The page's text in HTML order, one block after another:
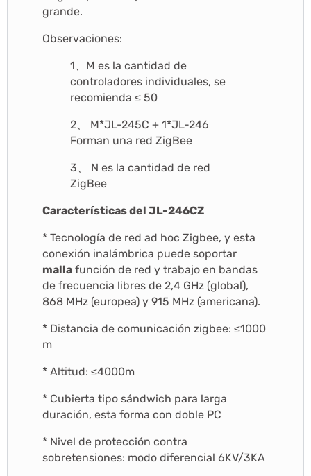
grande.
Observaciones:
1、M es la cantidad de
controladores individuales, se
recomienda ≤ 50
2、 M*JL-245C + 1*JL-246
Forman una red ZigBee
3、 N es la cantidad de red
ZigBee
Características del JL-246CZ
* Tecnología de red ad hoc Zigbee, y esta
conexión inalámbrica puede soportar
malla función de red y trabajo en bandas
de frecuencia libres de 2,4 GHz (global),
868 MHz (europea) y 915 MHz (americana).
* Distancia de comunicación zigbee: ≤1000
m
* Altitud: ≤4000m
* Cubierta tipo sándwich para larga
duración, esta forma con doble PC
* Nivel de protección contra
sobretensiones: modo diferencial 6KV/3KA